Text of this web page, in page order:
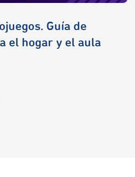
Guía de
el hogar y el aula